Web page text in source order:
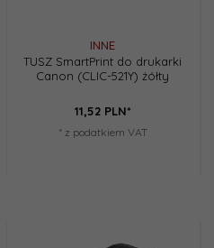
INNE
TUSZ SmartPrint do drukarki
Canon (CLIC-521Y) żółty
11,52 PLN*
* z podatkiem VAT